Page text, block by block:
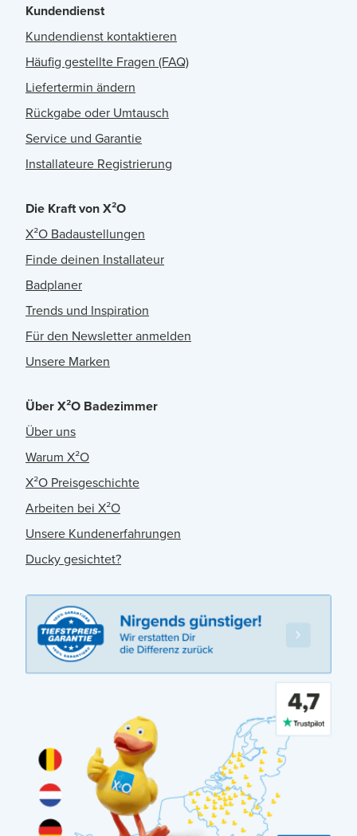
Kundendienst
Kundendienst kontaktieren
Häufig gestellte Fragen (FAQ)
Liefertermin ändern
Rückgabe oder Umtausch
Service und Garantie
Installateure Registrierung
Die Kraft von X²O
X²O Badaustellungen
Finde deinen Installateur
Badplaner
Trends und Inspiration
Für den Newsletter anmelden
Unsere Marken
Über X²O Badezimmer
Über uns
Warum X²O
X²O Preisgeschichte
Arbeiten bei X²O
Unsere Kundenerfahrungen
Ducky gesichtet?